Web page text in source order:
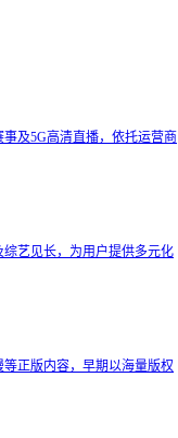
及5G高清直播，依托运营商
艺见长，为用户提供多元化
正版内容，早期以海量版权